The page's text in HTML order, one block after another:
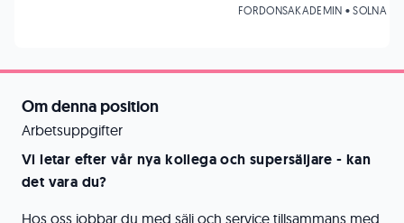
Om denna position
Arbetsuppgifter
Vi letar efter vår nya kollega och supersäljare - kan
det vara du?
Hos oss jobbar du med sälj och service tillsammans med
FORDONSAKADEMIN • SOLNA